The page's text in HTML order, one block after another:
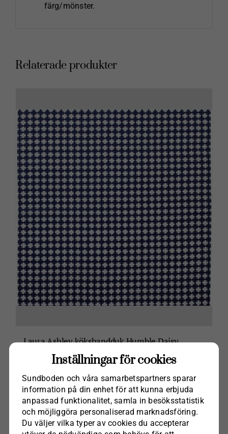
färg/mönster.
Relaterade produkter
Laura Ashley kökshandduk Humble Daisy
135.00
Lägg till i varukorg
Inställningar för cookies
Sundboden och våra samarbets­partners sparar
information på din enhet för att kunna erbjuda
anpassad funktionalitet, samla in besöks­statistik
och möjliggöra personaliserad marknads­föring.
Du väljer vilka typer av cookies du accepterar